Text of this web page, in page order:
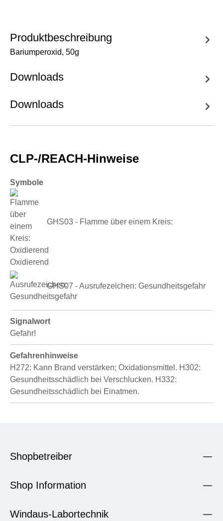
Produktbeschreibung
Bariumperoxid, 50g
Downloads
Downloads
CLP-/REACH-Hinweise
Symbole
GHS03 - Flamme über einem Kreis:
Oxidierend
GHS07 - Ausrufezeichen: Gesundheitsgefahr
Signalwort
Gefahr!
Gefahrenhinweise
H272: Kann Brand verstärken; Oxidationsmittel. H302:
Gesundheitsschädlich bei Verschlucken. H332:
Gesundheitsschädlich bei Einatmen.
Shopbetreiber
Shop Information
Windaus-Labortechnik